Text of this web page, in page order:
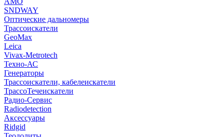
SNDWAY
Оптические дальномеры
Трассоискатели
GeoMax
Leica
Vivax-Metrotech
Техно-АС
Генераторы
Трассоискатели, кабелеискатели
ТрассоТечеискатели
Радио-Сервис
Radiodetection
Аксессуары
Ridgid